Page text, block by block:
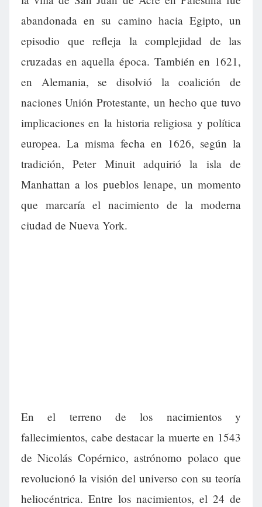
abandonada en su camino hacia Egipto, un
episodio que refleja la complejidad de las
cruzadas en aquella época. También en 1621,
en Alemania, se disolvió la coalición de
naciones Unión Protestante, un hecho que tuvo
implicaciones en la historia religiosa y política
europea. La misma fecha en 1626, según la
tradición, Peter Minuit adquirió la isla de
Manhattan a los pueblos lenape, un momento
que marcaría el nacimiento de la moderna
ciudad de Nueva York.
En el terreno de los nacimientos y
fallecimientos, cabe destacar la muerte en 1543
de Nicolás Copérnico, astrónomo polaco que
revolucionó la visión del universo con su teoría
heliocéntrica. Entre los nacimientos, el 24 de